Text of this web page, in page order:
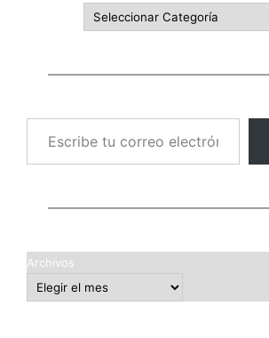
Escribe tu correo electrónico…
Archivos